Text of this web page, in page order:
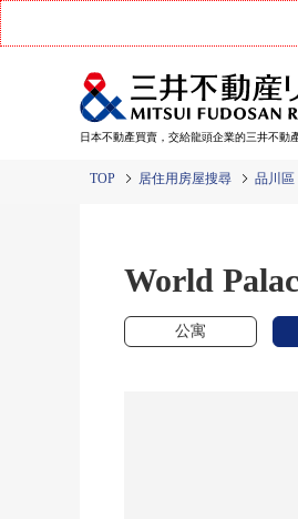
日本不動產買賣，交給龍頭企業的三井不動
TOP 居住用房屋搜尋 品川區
World
公寓